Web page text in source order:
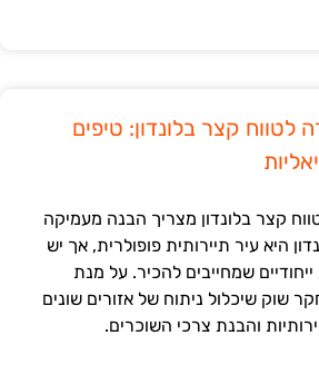
לטווח קצר בלונדון: טיפים
קצר בלונדון מצריך הבנה מעמיקה
היא עיר תיירותית פופולרית, אך יש
שמחייבים להכיר. על מנת
שוק שיכלול ניתוח של אזורים שונים
והבנת צרכי השוכרים.